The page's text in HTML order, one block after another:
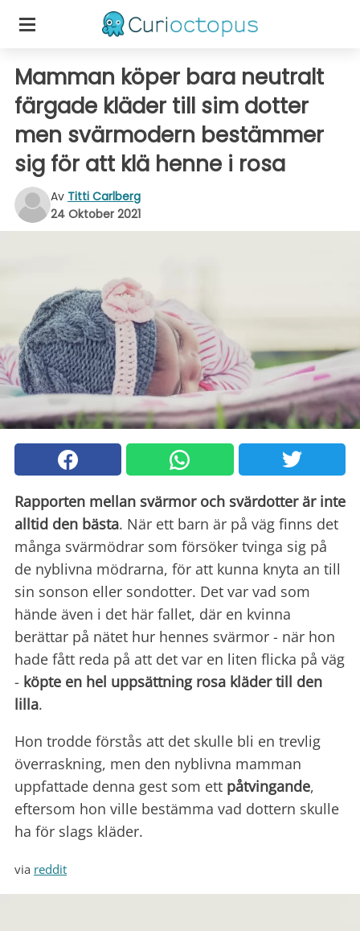
Mamman köper bara neutralt
färgade kläder till sim dotter
men svärmodern bestämmer
sig för att klä henne i rosa
Av Titti Carlberg
24 Oktober 2021
Rapporten mellan svärmor och svärdotter är inte
alltid den bästa. När ett barn är på väg finns det
många svärmödrar som försöker tvinga sig på
de nyblivna mödrarna, för att kunna knyta an till
sin sonson eller sondotter. Det var vad som
hände även i det här fallet, där en kvinna
berättar på nätet hur hennes svärmor - när hon
hade fått reda på att det var en liten flicka på väg
- köpte en hel uppsättning rosa kläder till den
lilla.
Hon trodde förstås att det skulle bli en trevlig
överraskning, men den nyblivna mamman
uppfattade denna gest som ett påtvingande,
eftersom hon ville bestämma vad dottern skulle
ha för slags kläder.
via reddit